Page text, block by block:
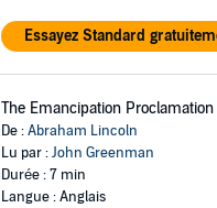
Essayez Standard
The Emancipation Proclamation
De :Abraham Lincoln
Lu par :John Greenman
Durée : 7 min
Langue : Anglais